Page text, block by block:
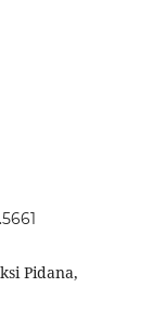
Pidana,